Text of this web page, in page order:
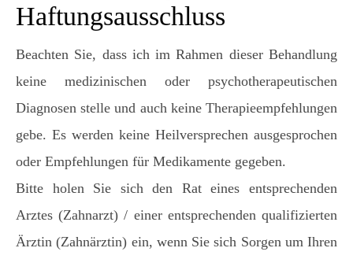
Haftungsausschluss
Beachten Sie, dass ich im Rahmen dieser Behandlung
keine medizinischen oder psychotherapeutischen
Diagnosen stelle und auch keine Therapieempfehlungen
gebe. Es werden keine Heilversprechen ausgesprochen
oder Empfehlungen für Medikamente gegeben.
Bitte holen Sie sich den Rat eines entsprechenden
Arztes (Zahnarzt) / einer entsprechenden qualifizierten
Ärztin (Zahnärztin) ein, wenn Sie sich Sorgen um Ihren